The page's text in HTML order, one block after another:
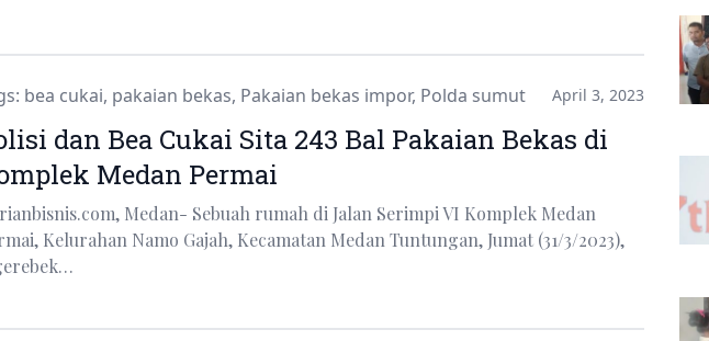
bea cukai, pakaian bekas, Pakaian bekas impor, Polda sumut April 3, 2023
dan Bea Cukai Sita 243 Bal Pakaian Bekas di
Medan Permai
Medan- Sebuah rumah di Jalan Serimpi VI Komplek Medan
Kelurahan Namo Gajah, Kecamatan Medan Tuntungan, Jumat (31/3/2023),